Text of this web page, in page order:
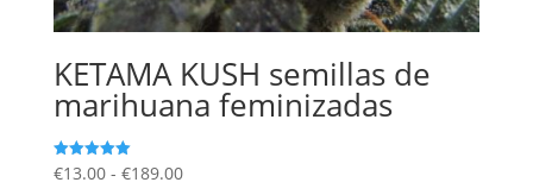
KETAMA KUSH semillas de
marihuana feminizadas
Valorado
con
€13.00 - €189.00Rango